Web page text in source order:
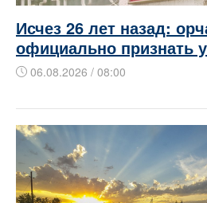
Исчез 26 лет назад:
официально признать
06.08.2026 / 08:00